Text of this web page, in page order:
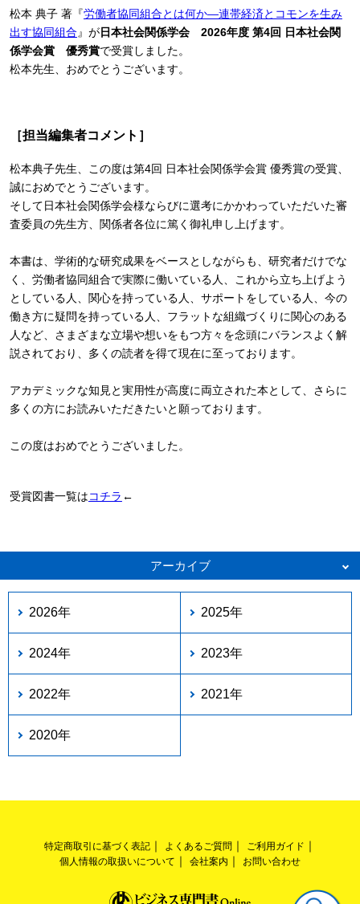
松本 典子 著『労働者協同組合とは何か―連帯経済とコモンを生み
出す協同組合 』が日本社会関係学会 2026年度 第4回 日本社会関
係学会賞 優秀賞で受賞しました。
松本先生、おめでとうございます。
［担当編集者コメント］
松本典子先生、この度は第4回 日本社会関係学会賞 優秀賞の受賞、
誠におめでとうございます。
そして日本社会関係学会様ならびに選考にかかわっていただいた審
査委員の先生方、関係者各位に篤く御礼申し上げます。
本書は、学術的な研究成果をベースとしながらも、研究者だけでな
く、労働者協同組合で実際に働いている人、これから立ち上げよう
としている人、関心を持っている人、サポートをしている人、今の
働き方に疑問を持っている人、フラットな組織づくりに関心のある
人など、さまざまな立場や想いをもつ方々を念頭にバランスよく解
説されており、多くの読者を得て現在に至っております。
アカデミックな知見と実用性が高度に両立された本として、さらに
多くの方にお読みいただきたいと願っております。
この度はおめでとうございました。
受賞図書一覧はコチラ ←
アーカイブ
2026年 2025年
2024年 2023年
2022年 2021年
2020年
特定商取引に基づく表記 よくあるご質問
ご利用ガイド
個人情報の取扱いについて
会社案内 お問い合わせ